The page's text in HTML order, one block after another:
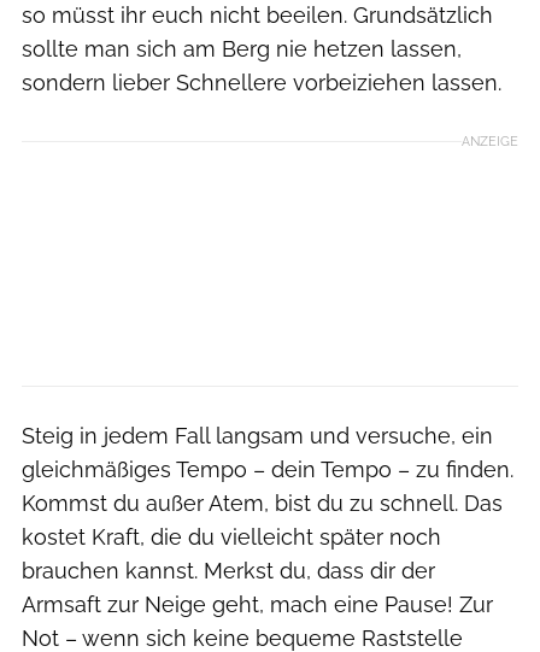
so müsst ihr euch nicht beeilen. Grundsätzlich
sollte man sich am Berg nie hetzen lassen,
sondern lieber Schnellere vorbeiziehen lassen.
ANZEIGE
Steig in jedem Fall langsam und versuche, ein
gleichmäßiges Tempo – dein Tempo – zu finden.
Kommst du außer Atem, bist du zu schnell. Das
kostet Kraft, die du vielleicht später noch
brauchen kannst. Merkst du, dass dir der
Armsaft zur Neige geht, mach eine Pause! Zur
Not – wenn sich keine bequeme Raststelle